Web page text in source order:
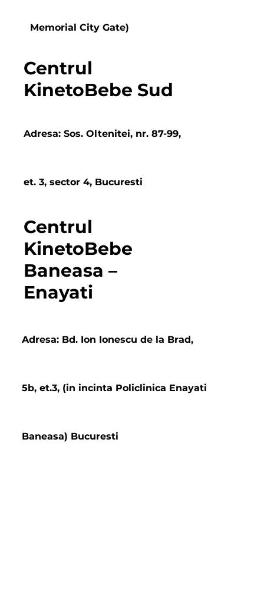
Centrul
KinetoBebe Sud
Adresa: Sos. Oltenitei, nr. 87-99,
et. 3, sector 4, Bucuresti
Memorial City Gate)
Centrul
KinetoBebe
Baneasa –
Enayati
Adresa: Bd. Ion Ionescu de la Brad,
5b, et.3, (in incinta Policlinica Enayati
Baneasa) Bucuresti